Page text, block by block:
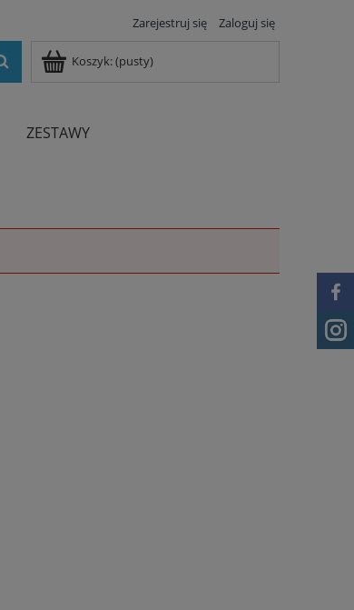
Zarejestruj się Zaloguj się
Koszyk:(pusty)
ZESTAWY